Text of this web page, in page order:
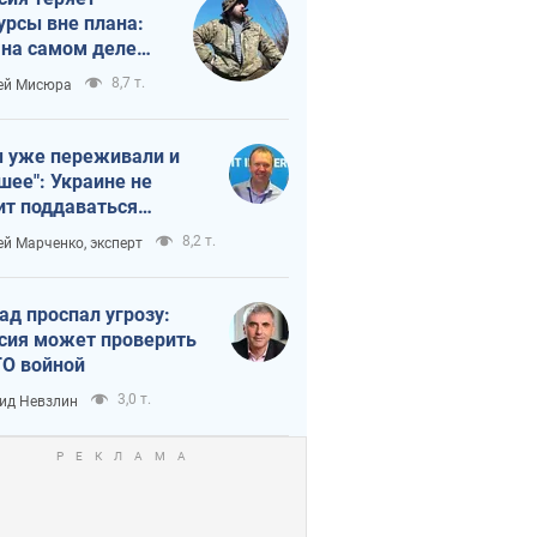
вне плана:
на самом деле
темп войны
Мисюра 8,7 т.
переживали и
Украине не
поддаваться
из-за
террора
Марченко, эксперт 8,2 т.
проспал угрозу:
может проверить
войной
Невзлин 3,0 т.